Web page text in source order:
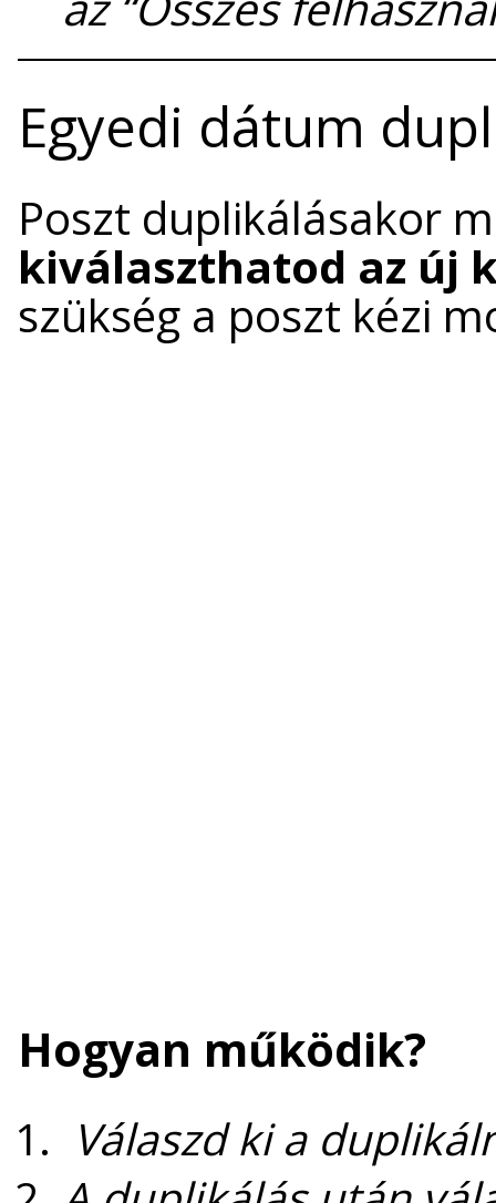
Egyedi dátum
Poszt duplikálásakor
kiválaszthatod az új
szükség a poszt kézi
Hogyan működik?
Válaszd ki a